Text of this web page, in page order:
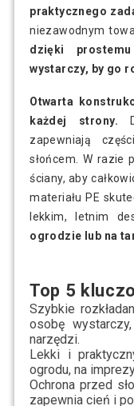
praktycznego
niezawodnym
dzięki
wystarczy, by go
Otwarta
każdej strony.
zapewniają
słońcem. W razie
ściany, aby
materiału PE
lekkim, letnim
ogrodzie lub na
Top 5
Szybkie
osobę
narzędzi.
Lekki i
ogrodu, na
Ochrona przed
zapewnia cień i